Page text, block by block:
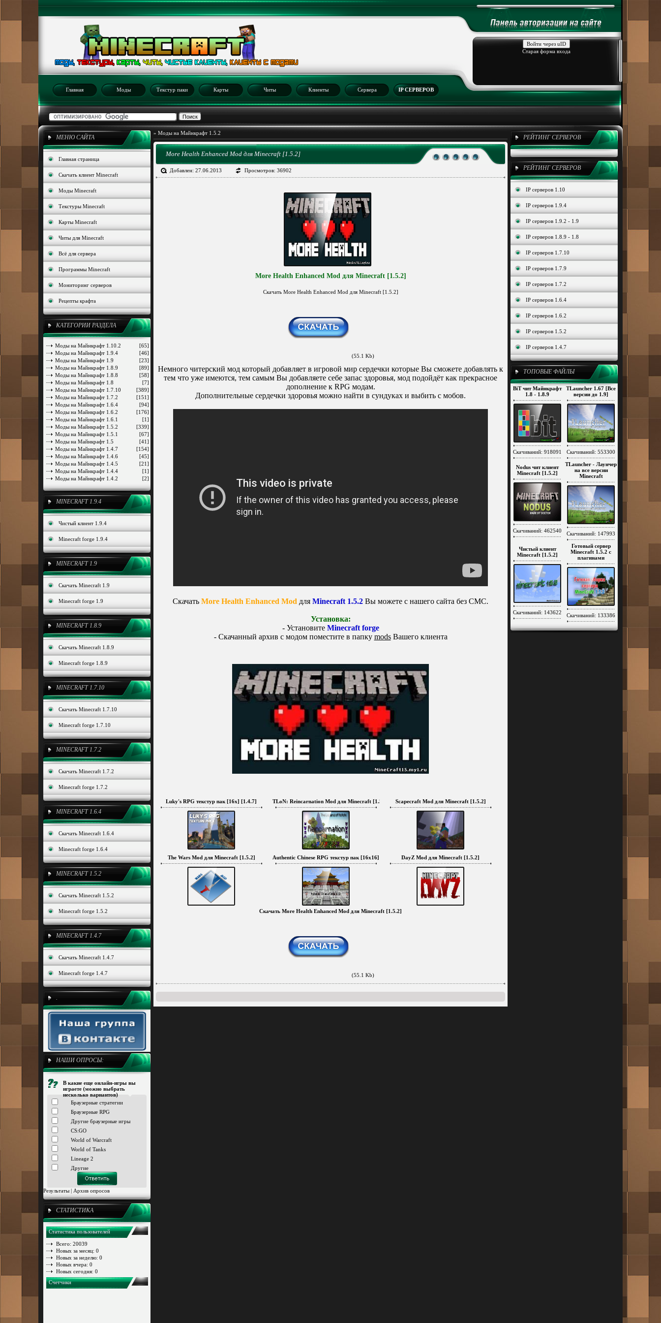
Войти через uID
Старая форма входа
Главная Моды Текстур паки Карты Читы Клиенты Сервера IP СЕРВЕРОВ
МЕНЮ САЙТА
Главная страница
Скачать клиент Minecraft
Моды Minecraft
Текстуры Minecraft
Карты Minecraft
Читы для Minecraft
Всё для сервера
Программы Minecraft
Мониторинг серверов
Рецепты крафта
КАТЕГОРИИ РАЗДЕЛА
[65]
Моды на Майнкрафт 1.10.2
[46]
Моды на Майнкрафт 1.9.4
[23]
Моды на Майнкрафт 1.9
[89]
Моды на Майнкрафт 1.8.9
[58]
Моды на Майнкрафт 1.8.8
[7]
Моды на Майнкрафт 1.8
[389]
Моды на Майнкрафт 1.7.10
[151]
Моды на Майнкрафт 1.7.2
[94]
Моды на Майнкрафт 1.6.4
[176]
Моды на Майнкрафт 1.6.2
[1]
Моды на Майнкрафт 1.6.1
[339]
Моды на Майнкрафт 1.5.2
[67]
Моды на Майнкрафт 1.5.1
[41]
Моды на Майнкрафт 1.5
[154]
Моды на Майнкрафт 1.4.7
[45]
Моды на Майнкрафт 1.4.6
[21]
Моды на Майнкрафт 1.4.5
[1]
Моды на Майнкрафт 1.4.4
[2]
Моды на Майнкрафт 1.4.2
MINECRAFT 1.9.4
Чистый клиент 1.9.4
Minecraft forge 1.9.4
MINECRAFT 1.9
Скачать Minecraft 1.9
Minecraft forge 1.9
MINECRAFT 1.8.9
Скачать Minecraft 1.8.9
Minecraft forge 1.8.9
MINECRAFT 1.7.10
Скачать Minecraft 1.7.10
Minecraft forge 1.7.10
MINECRAFT 1.7.2
Скачать Minecraft 1.7.2
Minecraft forge 1.7.2
MINECRAFT 1.6.4
Скачать Minecraft 1.6.4
Minecraft forge 1.6.4
MINECRAFT 1.5.2
Скачать Minecraft 1.5.2
Minecraft forge 1.5.2
MINECRAFT 1.4.7
Скачать Minecraft 1.4.7
Minecraft forge 1.4.7
.
НАШИ ОПРОСЫ:
В какие еще онлайн-игры вы
играете (можно выбрать
несколько вариантов)
Браузерные стратегии
Браузерные RPG
Другие браузерные игры
CS:GO
World of Warcraft
World of Tanks
Lineage 2
Другие
Результаты | Архив опросов
СТАТИСТИКА
Статистика пользователей
Всего: 20039
Новых за месяц: 0
Новых за неделю: 0
Новых вчера: 0
Новых сегодня: 0
Счетчики
РЕЙТИНГ СЕРВЕРОВ
РЕЙТИНГ СЕРВЕРОВ
IP серверов 1.10
IP серверов 1.9.4
IP серверов 1.9.2 - 1.9
IP серверов 1.8.9 - 1.8
IP серверов 1.7.10
IP серверов 1.7.9
IP серверов 1.7.2
IP серверов 1.6.4
IP серверов 1.6.2
IP серверов 1.5.2
IP серверов 1.4.7
ТОПОВЫЕ ФАЙЛЫ
BiT чит Майнкрафт
1.8 - 1.8.9
Скачиваний: 918091
TLauncher 1.67 [Все
версии до 1.9]
Скачиваний: 553300
Nodus чит клиент
Minecraft [1.5.2]
Скачиваний: 462540
TLauncher - Лаунчер
на все версии
Minecraft
Скачиваний: 147993
Чистый клиент
Minecraft [1.5.2]
Скачиваний: 143622
Готовый сервер
Minecraft 1.5.2 c
плагинами
Скачиваний: 133386
» Моды на Майнкрафт 1.5.2
More Health Enhanced Mod для Minecraft [1.5.2]
Добавлен: 27.06.2013 Просмотров: 36902
More Health Enhanced Mod для Minecraft [1.5.2]
Скачать More Health Enhanced Mod для Minecraft [1.5.2]
(55.1 Kb)
Немного читерский мод который добавляет в игровой мир сердечки которые Вы сможете добавлять к
тем что уже имеются, тем самым Вы добавляете себе запас здоровья, мод подойдёт как прекрасное
дополнение к RPG модам.
Дополнительные сердечки здоровья можно найти в сундуках и выбить с мобов.
Скачать More Health Enhanced Mod для Minecraft 1.5.2 Вы можете с нашего сайта без СМС.
Установка:
- Установите Minecraft forge
- Скачанный архив с модом поместите в папку modsВашего клиента
Luky's RPG текстур пак [16x] [1.4.7] TLoN: Reincarnation Mod для Minecraft [1.5.1] Scapecraft Mod для Minecraft [1.5.2]
The Wars Mod для Minecraft [1.5.2] Authentic Chinese RPG текстур пак [16x16] [1.6.2] DayZ Mod для Minecraft [1.5.2]
Скачать More Health Enhanced Mod для Minecraft [1.5.2]
(55.1 Kb)